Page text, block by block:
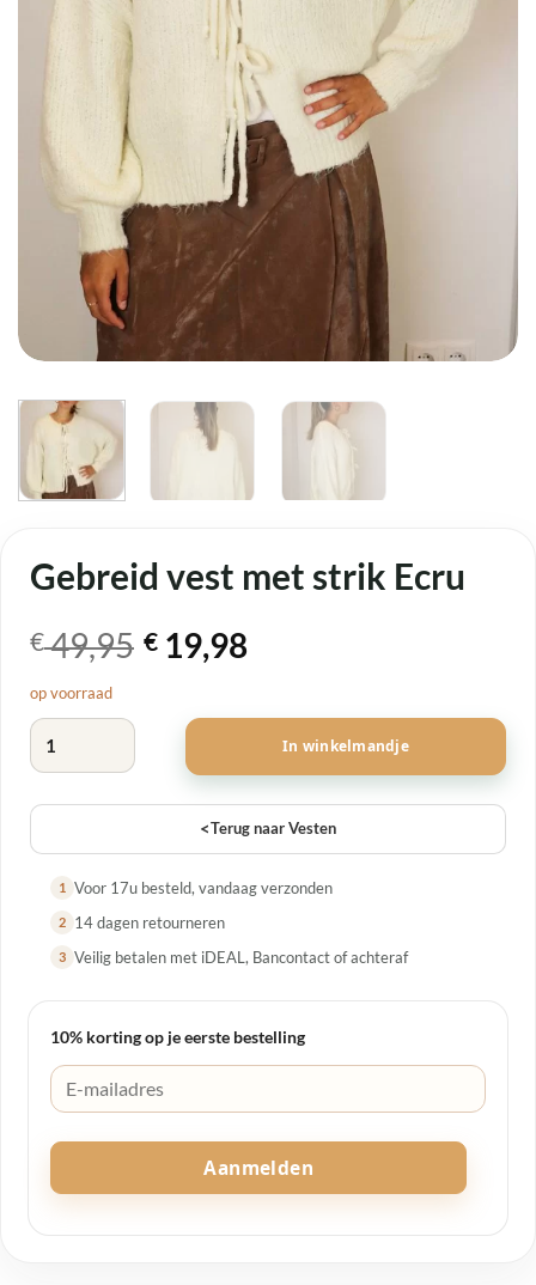
Gebreid vest met strik Ecru
€49,95
Oorspronkelijke
prijs
was:
€ 49,95.
€ 19,98
Huidige
prijs
is:
€ 19,98.
op voorraad
Gebreid vest met strik Ecru aantal
In winkelmandje
<Terug naar Vesten
1 Voor 17u besteld, vandaag verzonden
2 14 dagen retourneren
3 Veilig betalen met iDEAL, Bancontact of achteraf
10% korting op je eerste bestelling
Aanmelden